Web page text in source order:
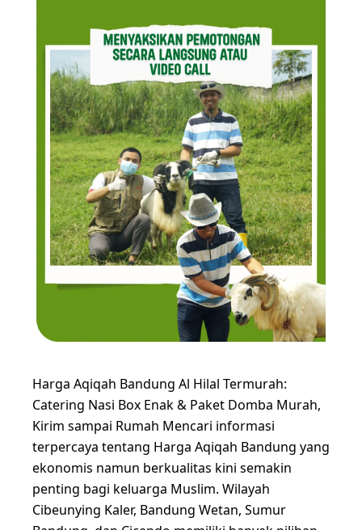
Harga Aqiqah Bandung Al Hilal Termurah:
Catering Nasi Box Enak & Paket Domba Murah,
Kirim sampai Rumah Mencari informasi
terpercaya tentang Harga Aqiqah Bandung yang
ekonomis namun berkualitas kini semakin
penting bagi keluarga Muslim. Wilayah
Cibeunying Kaler, Bandung Wetan, Sumur